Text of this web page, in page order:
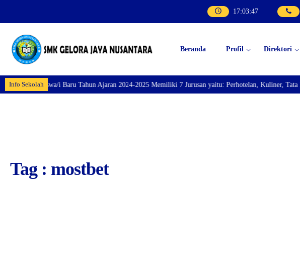
17:03:48
Beranda Profil Direktori
Info SekolahSiswa/i Baru Tahun Ajaran 2024-2025 Memiliki 7 Jurusan yaitu: Perhotelan, Kuliner, Tata
Tag : mostbet